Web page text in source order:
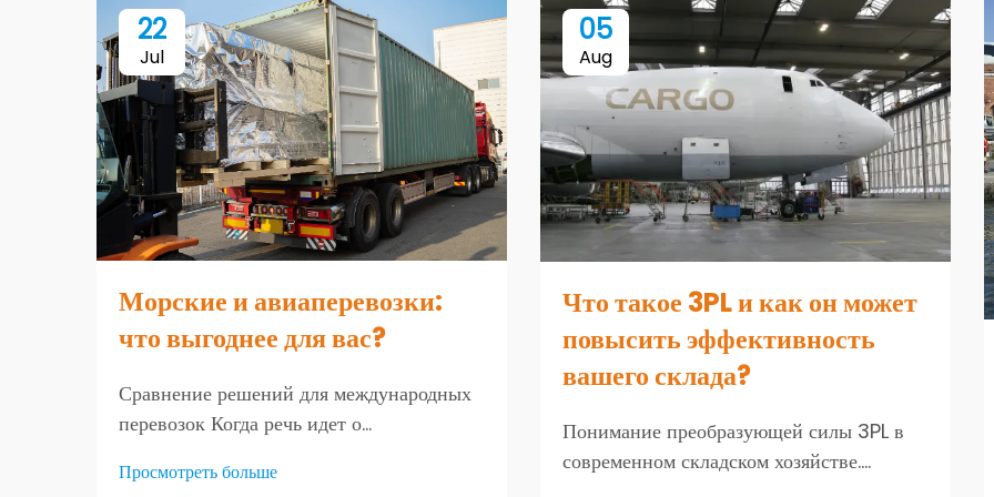
22
Jul
Морские и авиаперевозки:
что выгоднее для вас?
Сравнение решений для международных
перевозок Когда речь идет о
выбор наиболее подходящего способа
Просмотреть больше
05
Aug
Что такое 3PL и как он может
повысить эффективность
вашего склада?
Понимание преобразующей силы 3PL в
современном складском хозяйстве.